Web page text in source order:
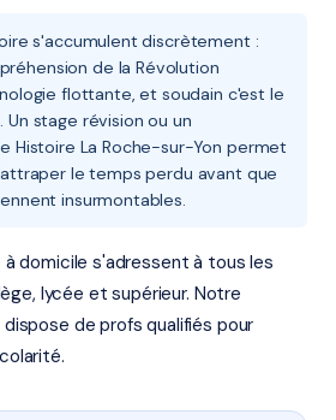
s'accumulent discrètement :
de la Révolution
flottante, et soudain c'est le
stage révision ou un
Histoire La Roche-sur-Yon permet
le temps perdu avant que
insurmontables.
domicile s'adressent à tous les
lycée et supérieur. Notre
de profs qualifiés pour